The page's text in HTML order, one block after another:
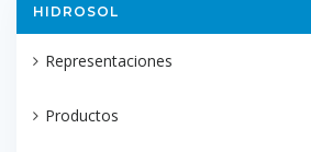
HIDROSOL
Representaciones
Productos